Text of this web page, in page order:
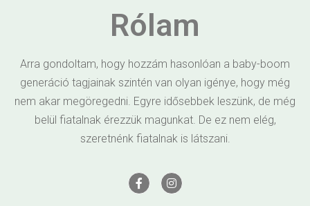
Rólam
Arra gondoltam, hogy hozzám hasonlóan a baby-boom
generáció tagjainak szintén van olyan igénye, hogy még
nem akar megöregedni. Egyre idősebbek leszünk, de még
belül fiatalnak érezzük magunkat. De ez nem elég,
szeretnénk fiatalnak is látszani.